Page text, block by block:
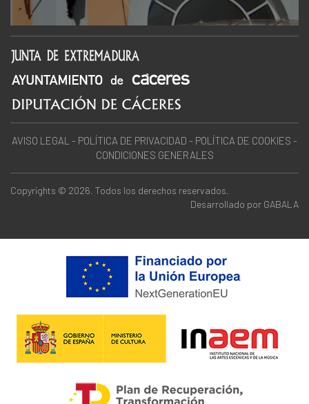
AVISO LEGAL - POLÍTICA DE PRIVACIDAD - POLÍTICA DE COOKIES -
CONDICIONES GENERALES
Copyrights © 2026. Todos los derechos reservados.
Desarrollado por GABALA